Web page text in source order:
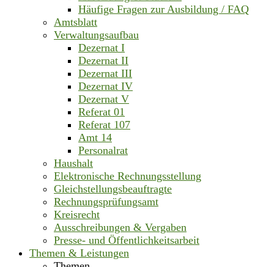
Häufige Fragen zur Ausbildung / FAQ
Amtsblatt
Verwaltungsaufbau
Dezernat I
Dezernat II
Dezernat III
Dezernat IV
Dezernat V
Referat 01
Referat 107
Amt 14
Personalrat
Haushalt
Elektronische Rechnungsstellung
Gleichstellungsbeauftragte
Rechnungsprüfungsamt
Kreisrecht
Ausschreibungen & Vergaben
Presse- und Öffentlichkeitsarbeit
Themen & Leistungen